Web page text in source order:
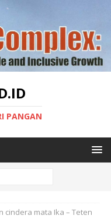
PANGAN
cindera mata Ika – Teten